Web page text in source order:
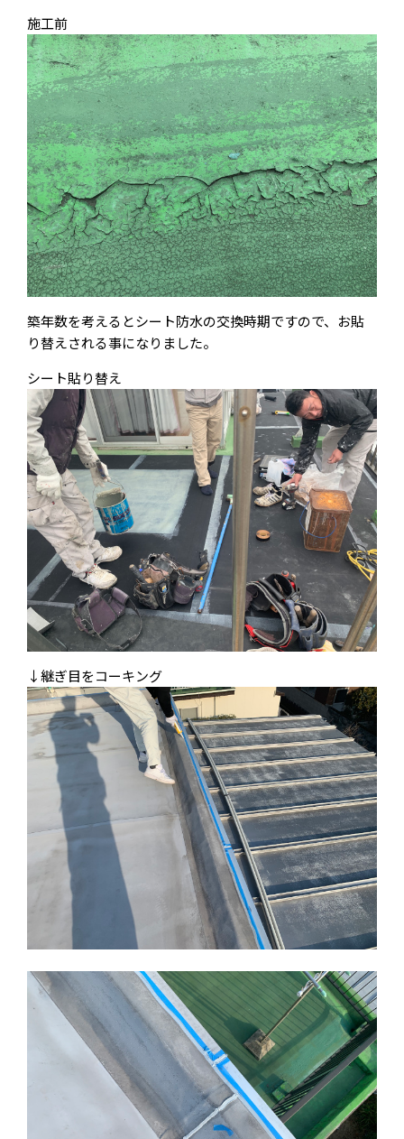
施工前
築年数を考えるとシート防水の交換時期ですので、お貼
り替えされる事になりました。
シート貼り替え
↓継ぎ目をコーキング